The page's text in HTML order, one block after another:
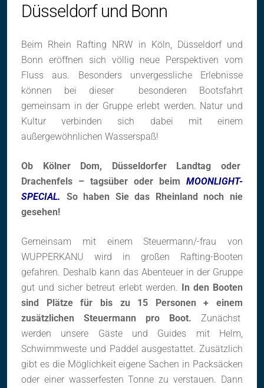
Düsseldorf und Bonn
Beim Rhein Rafting NRW in Köln, Düsseldorf und
Bonn eröffnen sich völlig neue Perspektiven vom
Fluss aus. Besonders unvergessliche Erlebnisse
können bei dieser besonderen Bootsfahrt
gemeinsam in der Gruppe erlebt werden. Natur und
Kultur verbinden sich dabei mit einem
außergewöhnlichen Wasserspaß!
Ob Kölner Dom, Düsseldorfer Landtag oder
Drachenfels – tagsüber oder beim MOONLIGHT-
SPECIAL. So haben Sie das Rheinland noch nie
gesehen!
Gemeinsam mit einem Steuermann/-frau von
WUPPERKANU wird in großen Rafting-Booten
gefahren. Deshalb kann das Abenteuer in der Gruppe
gut und sicher betreut erlebt werden. In den Booten
sind Plätze für bis zu 15 Personen + einem
zusätzlichen Steuermann pro Boot. Zunächst
werden unsere Gäste und Guides mit Helm,
Schwimmweste und Paddel ausgestattet. Zusätzlich
gibt es die Möglichkeit eigene Sachen in Packsäcken
oder einer wasserfesten Tonne zu verstauen. Dann